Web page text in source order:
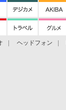
ヘッドフォン